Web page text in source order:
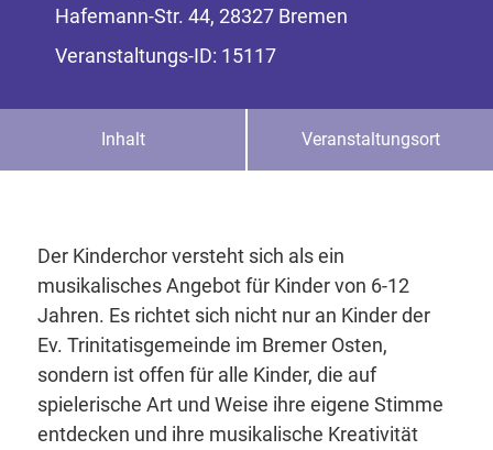
Hafemann-Str. 44, 28327 Bremen
Veranstaltungs-ID: 15117
Inhalt Veranstaltungsort
Der Kinderchor versteht sich als ein
musikalisches Angebot für Kinder von 6-12
Jahren. Es richtet sich nicht nur an Kinder der
Ev. Trinitatisgemeinde im Bremer Osten,
sondern ist offen für alle Kinder, die auf
spielerische Art und Weise ihre eigene Stimme
entdecken und ihre musikalische Kreativität